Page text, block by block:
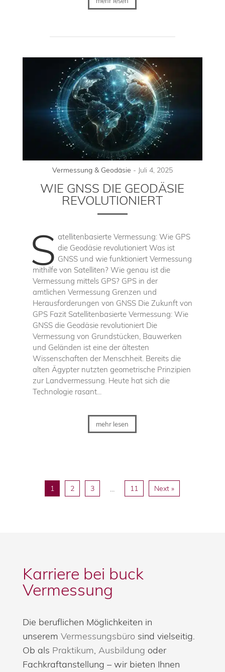
Vermessung & Geodäsie - Juli 4, 2025
WIE GNSS DIE GEODÄSIE
REVOLUTIONIERT
S atellitenbasierte Vermessung: Wie GPS
die Geodäsie revolutioniert Was ist
GNSS und wie funktioniert Vermessung
mithilfe von Satelliten? Wie genau ist die
Vermessung mittels GPS? GPS in der
amtlichen Vermessung Grenzen und
Herausforderungen von GNSS Die Zukunft von
GPS Fazit Satellitenbasierte Vermessung: Wie
GNSS die Geodäsie revolutioniert Die
Vermessung von Grundstücken, Bauwerken
und Geländen ist eine der ältesten
Wissenschaften der Menschheit. Bereits die
alten Ägypter nutzten geometrische Prinzipien
zur Landvermessung. Heute hat sich die
Technologie rasant...
mehr lesen
1 2 3 … 11 Next »
Karriere bei buck
Vermessung
Die beruflichen Möglichkeiten in
unserem Vermessungsbürosind vielseitig.
Ob als Praktikum, Ausbildung oder
Fachkraftanstellung – wir bieten Ihnen